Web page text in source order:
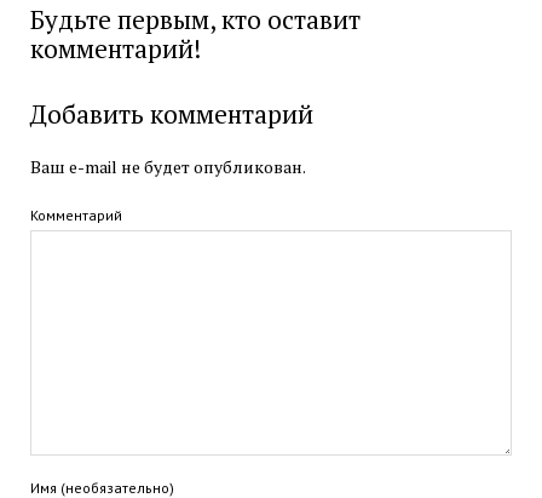
Будьте первым, кто оставит
комментарий!
Добавить комментарий
Ваш e-mail не будет опубликован.
Комментарий
Имя (необязательно)